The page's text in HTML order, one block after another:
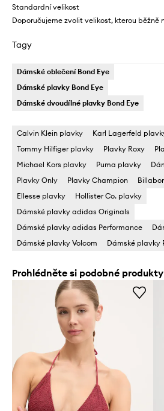
Standardní velikost
Doporučujeme zvolit velikost, kterou běžně
Tagy
Dámské oblečení Bond Eye
Dámské plavky Bond Eye
Dámské dvoudílné plavky Bond Eye
Calvin Klein plavky Karl Lagerfeld
Tommy Hilfiger plavky
Plavky Roxy
Michael Kors plavky
Puma plavky
Plavky Only
Plavky Champion
Ellesse plavky
Hollister Co. plavky
Dámské plavky adidas Originals
Dámské plavky adidas Performance
Dámské plavky Volcom
Dámské plavky
Prohlédněte si podobné produkty